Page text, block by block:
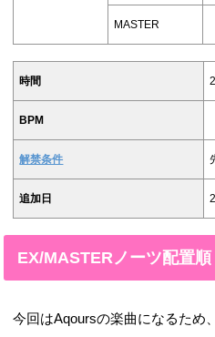
MASTER
時間
BPM
解禁条件
追加日
EX/MASTERノーツ配置順
今回はAqoursの楽曲になるため